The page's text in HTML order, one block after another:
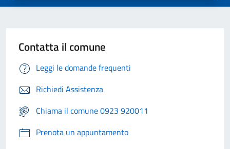
Contatta il comune
Leggi le domande frequenti
Richiedi Assistenza
Chiama il comune 0923 920011
Prenota un appuntamento